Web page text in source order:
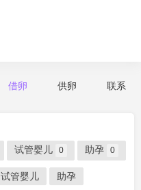
借卵 供卵 联系
试管婴儿 0 助孕 0
试管婴儿 助孕